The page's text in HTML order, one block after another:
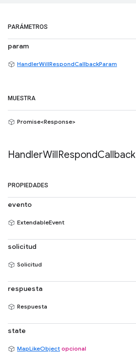
PARÁMETROS
param
HandlerWillRespondCallbackParam
MUESTRA
Promise<Response>
HandlerWillRespondCallback
PROPIEDADES
evento
ExtendableEvent
solicitud
Solicitud
respuesta
Respuesta
state
MapLikeObject opcional